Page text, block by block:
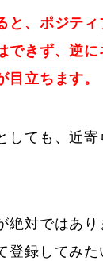
と、ポジテ
できず、逆に
目立ちます。
しても、近
絶対ではあ
登録してみ